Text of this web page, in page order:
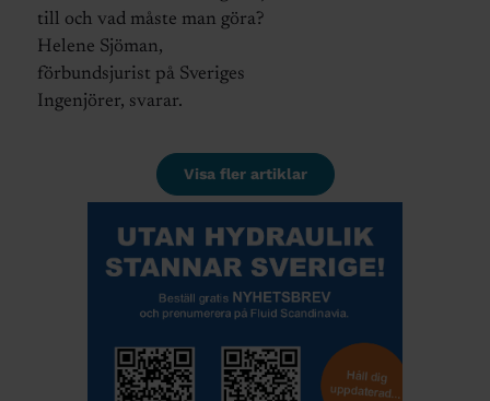
till och vad måste man göra?
Helene Sjöman,
förbundsjurist på Sveriges
Ingenjörer, svarar.
Visa fler artiklar